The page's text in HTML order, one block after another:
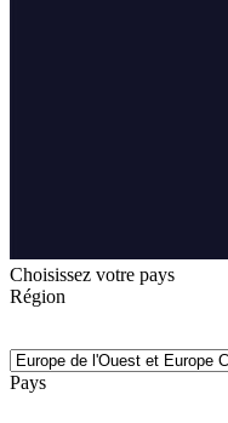
Choisissez votre pays
Région
Pays